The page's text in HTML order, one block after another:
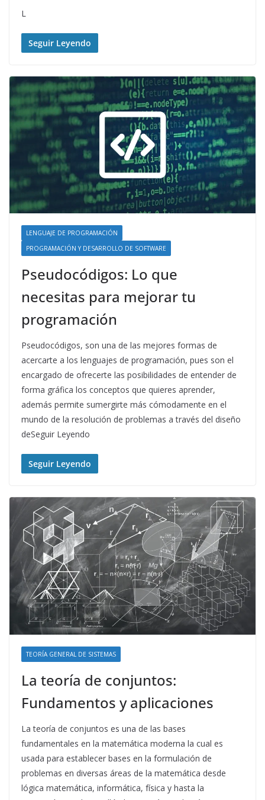
L
Seguir Leyendo
LENGUAJE DE PROGRAMACIÓN
PROGRAMACIÓN Y DESARROLLO DE SOFTWARE
Pseudocódigos: Lo que
necesitas para mejorar tu
programación
Pseudocódigos, son una de las mejores formas de
acercarte a los lenguajes de programación, pues son el
encargado de ofrecerte las posibilidades de entender de
forma gráfica los conceptos que quieres aprender,
además permite sumergirte más cómodamente en el
mundo de la resolución de problemas a través del diseño
deSeguir Leyendo
Seguir Leyendo
TEORÍA GENERAL DE SISTEMAS
La teoría de conjuntos:
Fundamentos y aplicaciones
La teoría de conjuntos es una de las bases
fundamentales en la matemática moderna la cual es
usada para establecer bases en la formulación de
problemas en diversas áreas de la matemática desde
lógica matemática, informática, física y hasta la